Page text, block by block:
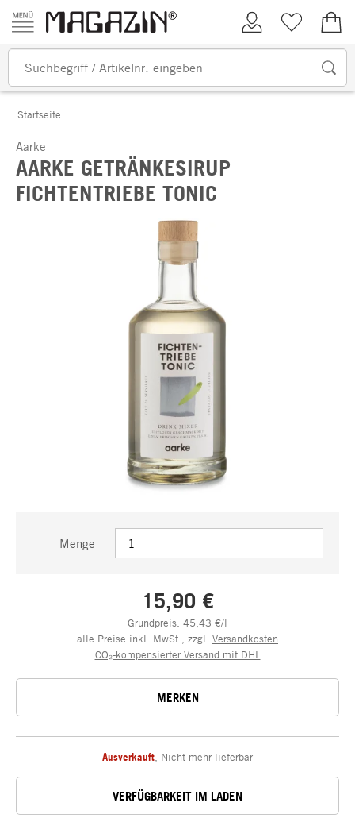
Zum Inhalt springen
Kundenkonto
Merkliste
Startseite
Aarke
AARKE GETRÄNKESIRUP
FICHTENTRIEBE TONIC
Menge
15,90 €
Grundpreis: 45,43 €/l
alle Preise inkl. MwSt., zzgl. Versandkosten
CO₂-kompensierter Versand mit DHL
MERKEN
Ausverkauft Nicht mehr lieferbar
VERFÜGBARKEIT IM LADEN